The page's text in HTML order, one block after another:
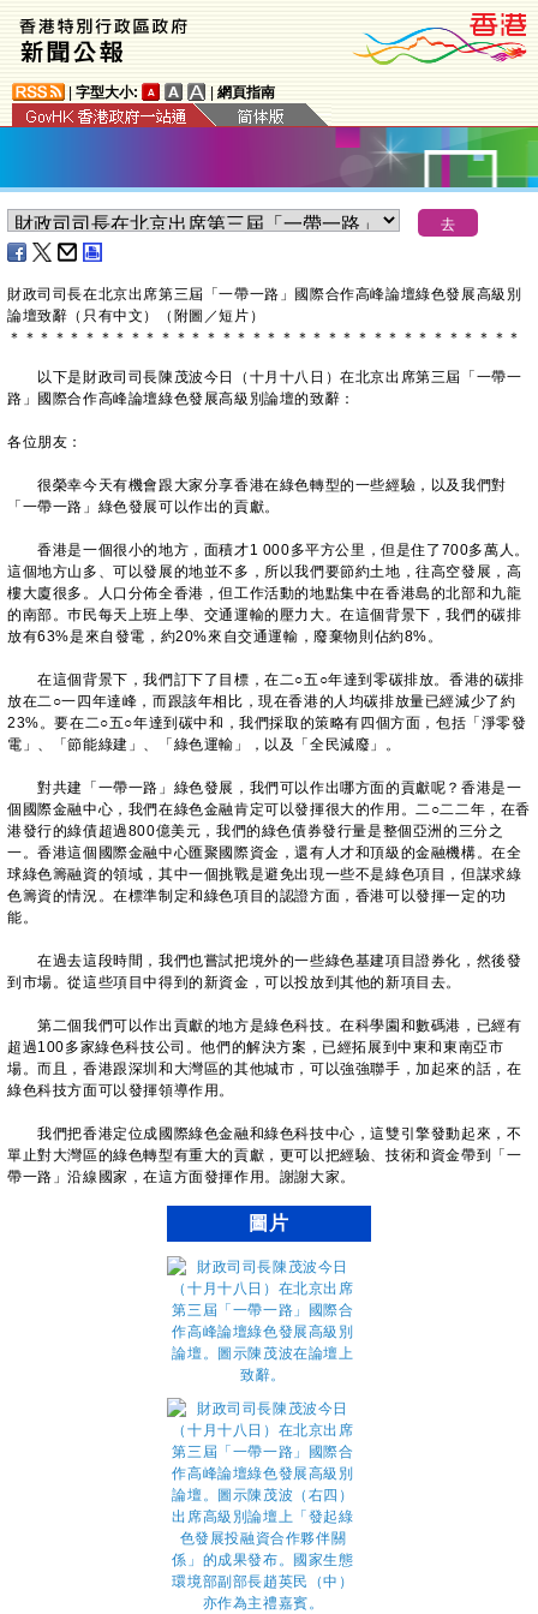
字型大小: 網頁指南
財政司司長在北京出席第三屆「一帶一路」國際合作高峰論壇綠色發展高級別
論壇致辭（只有中文）（附圖／短片）
＊ ＊ ＊ ＊ ＊ ＊ ＊ ＊ ＊ ＊ ＊ ＊ ＊ ＊ ＊ ＊ ＊ ＊ ＊ ＊ ＊ ＊ ＊ ＊ ＊ ＊ ＊ ＊ ＊ ＊ ＊ ＊ ＊ ＊
以下是財政司司長陳茂波今日（十月十八日）在北京出席第三屆「一帶一
路」國際合作高峰論壇綠色發展高級別論壇的致辭：
各位朋友：
很榮幸今天有機會跟大家分享香港在綠色轉型的一些經驗，以及我們對
「一帶一路」綠色發展可以作出的貢獻。
香港是一個很小的地方，面積才1 000多平方公里，但是住了700多萬人。
這個地方山多、可以發展的地並不多，所以我們要節約土地，往高空發展，高
樓大廈很多。人口分佈全香港，但工作活動的地點集中在香港島的北部和九龍
的南部。巿民每天上班上學、交通運輸的壓力大。在這個背景下，我們的碳排
放有63%是來自發電，約20%來自交通運輸，廢棄物則佔約8%。
在這個背景下，我們訂下了目標，在二○五○年達到零碳排放。香港的碳排
放在二○一四年達峰，而跟該年相比，現在香港的人均碳排放量已經減少了約
23%。要在二○五○年達到碳中和，我們採取的策略有四個方面，包括「淨零發
電」、「節能綠建」、「綠色運輸」，以及「全民減廢」。
對共建「一帶一路」綠色發展，我們可以作出哪方面的貢獻呢？香港是一
個國際金融中心，我們在綠色金融肯定可以發揮很大的作用。二○二二年，在香
港發行的綠債超過800億美元，我們的綠色債券發行量是整個亞洲的三分之
一。香港這個國際金融中心匯聚國際資金，還有人才和頂級的金融機構。在全
球綠色籌融資的領域，其中一個挑戰是避免出現一些不是綠色項目，但謀求綠
色籌資的情況。在標準制定和綠色項目的認證方面，香港可以發揮一定的功
能。
在過去這段時間，我們也嘗試把境外的一些綠色基建項目證券化，然後發
到市場。從這些項目中得到的新資金，可以投放到其他的新項目去。
第二個我們可以作出貢獻的地方是綠色科技。在科學園和數碼港，已經有
超過100多家綠色科技公司。他們的解決方案，已經拓展到中東和東南亞市
場。而且，香港跟深圳和大灣區的其他城市，可以強強聯手，加起來的話，在
綠色科技方面可以發揮領導作用。
我們把香港定位成國際綠色金融和綠色科技中心，這雙引擎發動起來，不
單止對大灣區的綠色轉型有重大的貢獻，更可以把經驗、技術和資金帶到「一
帶一路」沿線國家，在這方面發揮作用。謝謝大家。
圖片